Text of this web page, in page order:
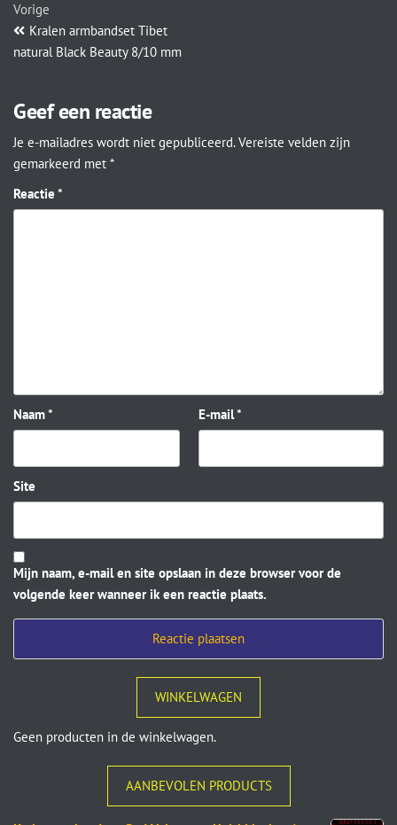
Vorige
Kralen armbandset Tibet
natural Black Beauty 8/10 mm
Geef een reactie
Je e-mailadres wordt niet gepubliceerd. Vereiste velden zijn
gemarkeerd met *
Reactie *
Naam* E-mail*
Site
Mijn naam, e-mail en site opslaan in deze browser voor de
volgende keer wanneer ik een reactie plaats.
WINKELWAGEN
Geen producten in de winkelwagen.
AANBEVOLEN PRODUCTS